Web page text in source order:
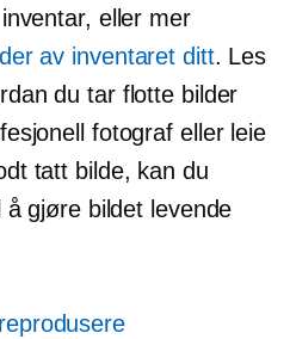
eller mer
av inventaret ditt. Les
du tar flotte bilder
fotograf eller leie
tatt bilde, kan du
gjøre bildet levende